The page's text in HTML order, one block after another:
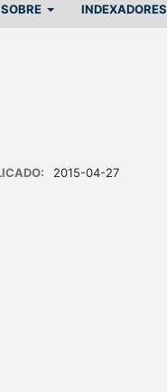
SOBRE INDEXADORES
2015-04-27